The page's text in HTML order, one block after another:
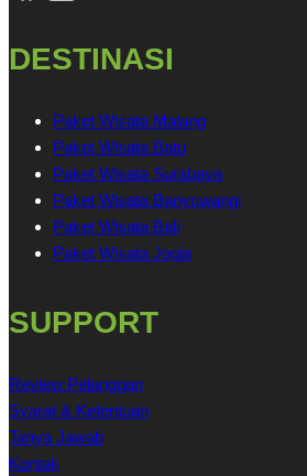
DESTINASI
Paket Wisata Malang
Paket Wisata Batu
Paket Wisata Surabaya
Paket Wisata Banyuwangi
Paket Wisata Bali
Paket Wisata Jogja
SUPPORT
Review Pelanggan
Syarat & Ketentuan
Tanya Jawab
Kontak